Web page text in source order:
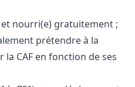
nourri(e) gratuitement ;
prétendre à la
la CAF en fonction de ses